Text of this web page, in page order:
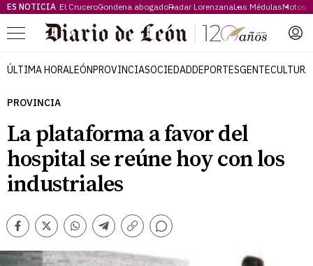
ES NOTICIA El CruceroCondena abogadoRadar LorenzanaLas MédulasMotos
Menú
ÚLTIMA HORALEÓNPROVINCIASOCIEDADDEPORTESGENTECULTURA
PROVINCIA
La plataforma a favor del
hospital se reúne hoy con los
industriales
Facebook
TwitterWhatsappTelegram
Copiar
Comentarios